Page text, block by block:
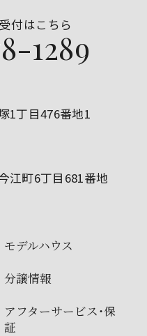
付はこちら
1289
1丁目476番地1
江町6丁目681番地
モデルハウス
分譲情報
アフターサービス・保
証